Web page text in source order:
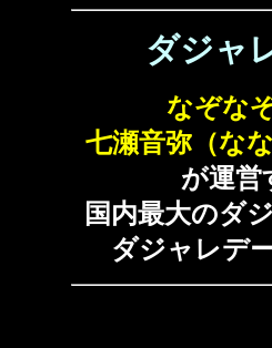
ダジャ
なぞな
七瀬音弥（な
が運営
国内最大のダ
ダジャレデ